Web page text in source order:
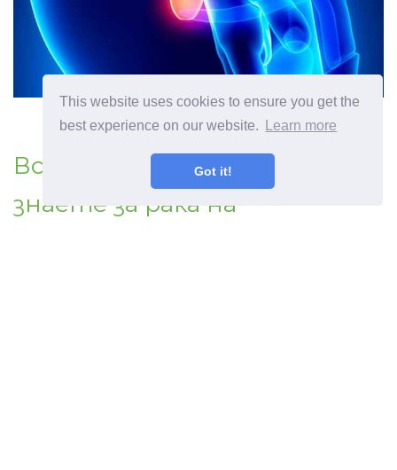
This website uses cookies to ensure you get the
best experience on our website.
Learn more
Got it!
Всичко, което трябва да
знаете за рака на